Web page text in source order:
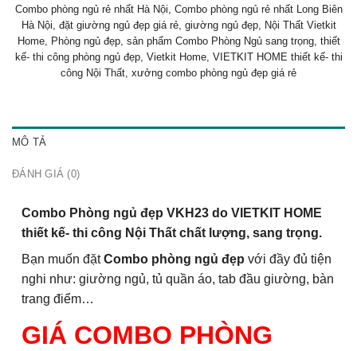
Combo phòng ngủ rẻ nhất Hà Nội Combo phòng ngủ rẻ nhất Long Biên
Hà Nội đặt giường ngủ đẹp giá rẻ, giường ngủ đẹp, Nội Thất Vietkit
Home, Phòng ngủ đẹp, sản phẩm Combo Phòng Ngủ sang trọng, thiết
kế- thi công phòng ngủ đẹp, Vietkit Home, VIETKIT HOME thiết kế- thi
công Nội Thất xưởng combo phòng ngủ đẹp giá rẻ
MÔ TẢ
ĐÁNH GIÁ (0)
Combo Phòng ngủ đẹp VKH23 do VIETKIT HOME
thiết kế- thi công Nội Thất chất lượng, sang trọng.
Bạn muốn đặtCombo phòng ngủ đẹp với đầy đủ tiện
nghi như: giường ngủ, tủ quần áo, tab đầu giường, bàn
trang điểm…
GIÁ COMBO PHÒNG